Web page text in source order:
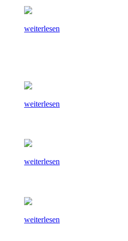
weiterlesen
weiterlesen
weiterlesen
weiterlesen